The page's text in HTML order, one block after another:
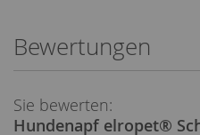
Bewertungen
Sie bewerten:
Hundenapf elropet®